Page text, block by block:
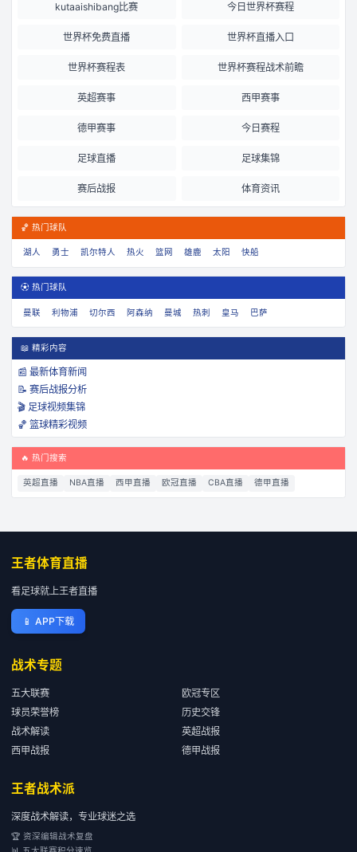
kutaaishibang比赛 今日世界杯赛程
世界杯免费直播 世界杯直播入口
世界杯赛程表 世界杯赛程战术前瞻
英超赛事 西甲赛事
德甲赛事 今日赛程
足球直播 足球集锦
赛后战报 体育资讯
🏀 热门球队
湖人 勇士 凯尔特人 热火 篮网 雄鹿 太阳 快船
⚽ 热门球队
曼联 利物浦 切尔西 阿森纳 曼城 热刺 皇马 巴萨
📖 精彩内容
📰 最新体育新闻
📝 赛后战报分析
🎬 足球视频集锦
🏀 篮球精彩视频
🔥 热门搜索
英超直播 NBA直播 西甲直播 欧冠直播 CBA直播 德甲直播
王者体育直播
看足球就上王者直播
📱 APP下载
战术专题
五大联赛
欧冠专区
球员荣誉榜
历史交锋
战术解读
英超战报
西甲战报
德甲战报
王者战术派
深度战术解读，专业球迷之选
🏆 资深编辑战术复盘